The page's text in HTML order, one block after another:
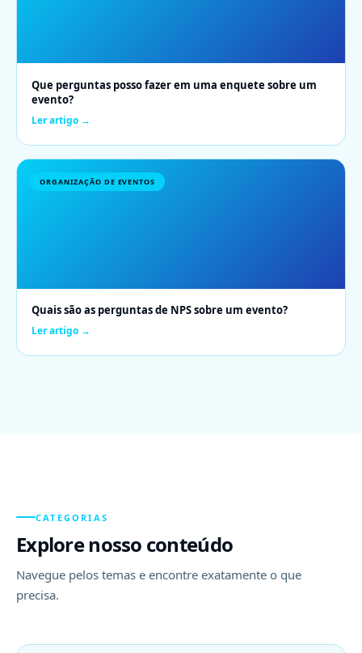
Que perguntas posso fazer em uma enquete sobre um
evento?
Ler artigo →
ORGANIZAÇÃO DE EVENTOS
Quais são as perguntas de NPS sobre um evento?
Ler artigo →
CATEGORIAS
Explore nosso conteúdo
Navegue pelos temas e encontre exatamente o que
precisa.